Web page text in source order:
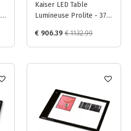
x
Kaiser LED Table
Lumineuse Prolite - 37 x
€ 906.39 € 1132.99